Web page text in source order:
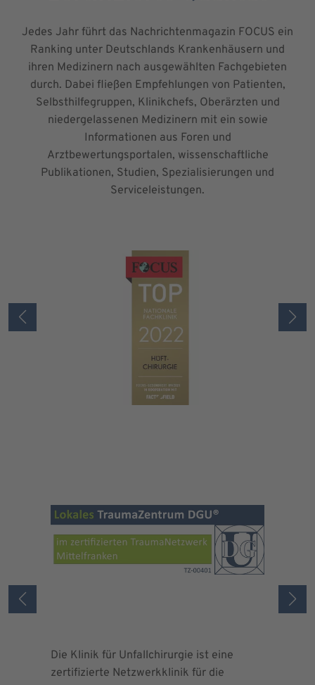
Jedes Jahr führt das Nachrichtenmagazin FOCUS ein
Ranking unter Deutschlands Krankenhäusern und
ihren Medizinern nach ausgewählten Fachgebieten
durch. Dabei fließen Empfehlungen von Patienten,
Selbsthilfegruppen, Klinikchefs, Oberärzten und
niedergelassenen Medizinern mit ein sowie
Informationen aus Foren und
Arztbewertungsportalen, wissenschaftliche
Publikationen, Studien, Spezialisierungen und
Serviceleistungen.
Die Klinik für Unfallchirurgie ist eine
zertifizierte Netzwerkklinik für die